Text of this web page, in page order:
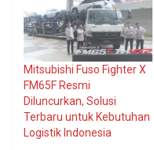
Mitsubishi Fuso Fighter X
FM65F Resmi
Diluncurkan, Solusi
Terbaru untuk Kebutuhan
Logistik Indonesia